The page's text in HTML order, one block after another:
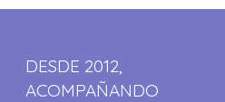
DESDE 2012,
ACOMPAÑANDO